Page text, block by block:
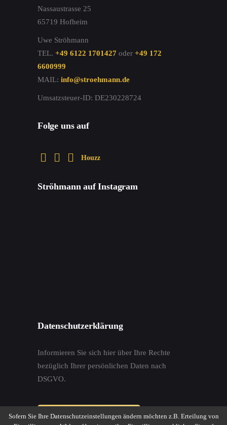
Nassaustrasse 25
65719 Hofheim
Uwe Ströhmann
TEL. +49 6122 1701427 oder +49 172
6600999
MAIL: info@stroehmann.de
Umsatzsteuer-ID: DE230228724
Folge uns auf
Houzz
Ströhmann auf Instagram
Datenschutzerklärung
Informieren Sie sich hier über Ihre Rechte
bezüglich Ihrer persönlichen Daten nach
DSGVO.
Datenschutzerklärung
Sofern Sie Ihre Datenschutzeinstellungen ändern möchten z.B. Erteilung von